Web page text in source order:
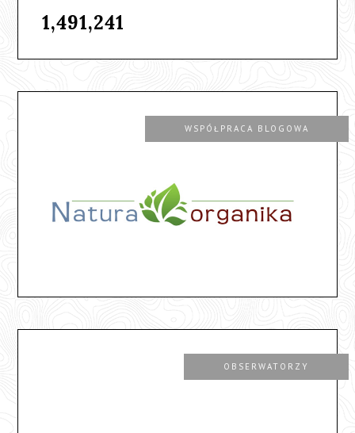
1,491,241
WSPÓŁPRACA BLOGOWA
OBSERWATORZY